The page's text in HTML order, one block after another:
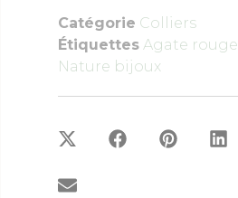
Catégorie Colliers
Étiquettes Agate rouge
Nature bijoux